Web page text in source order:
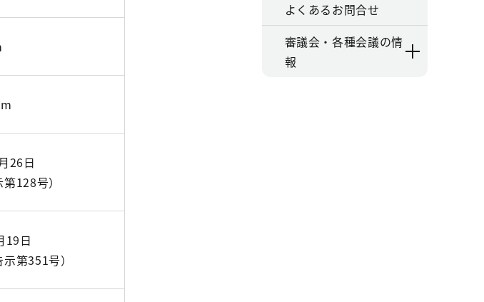
26日
128号）
19日
第351号）
よくあるお問合せ
審議会・各種会議の情
報